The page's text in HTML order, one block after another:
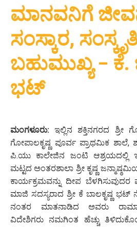
ಮಾನವನಿಗೆ
ಸಂಸ್ಕಾರ,
ಬಹುಮುಖ್ಯ – ಕೆ.
ಭಟ್
ಮಂಗಳೂರು: ಇಲ್ಲಿನ ಶಕ್ತಿನಗರದ ಶ್ರೀ
ಗೋಪಾಲಕೃಷ್ಣ ಪೂರ್ವ ಪ್ರಾಥಮಿಕ ಶಾಲೆ,
ಪಿ.ಯು ಕಾಲೇಜಿನ ಜಂಟಿ ಆಶ್ರಯದಲ್ಲಿ
ಮಟ್ಟದ ಅಂತರಶಾಲಾ ಶ್ರೀ ಕೃಷ್ಣ
ಕಾರ್ಯಕ್ರಮವನ್ನು ದೀಪ
ಮಾಜಿ ಸದಸ್ಯರಾದ ಶ್ರೀ ಕೆ ಬಾಲಕೃಷ್ಣ
ನಂತರ ಮಾತನಾಡಿದ ಅವರು
ವಿದೇಶಿಗರು ನಮಗಿಂತ ಹೆಚ್ಚು